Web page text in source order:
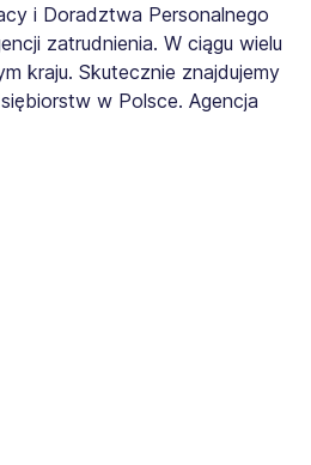
i Doradztwa Personalnego
zatrudnienia. W ciągu wielu
kraju. Skutecznie znajdujemy
w Polsce. Agencja